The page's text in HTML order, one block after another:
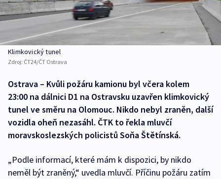
Klimkovický tunel
Zdroj: ČT24/ČT Ostrava
Ostrava – Kvůli požáru kamionu byl včera kolem
23:00 na dálnici D1 na Ostravsku uzavřen klimkovický
tunel ve směru na Olomouc. Nikdo nebyl zraněn, další
vozidla oheň nezasáhl. ČTK to řekla mluvčí
moravskoslezských policistů Soňa Štětínská.
„Podle informací, které mám k dispozici, by nikdo
neměl být zraněný,“ uvedla mluvčí. Příčinu požáru zatím